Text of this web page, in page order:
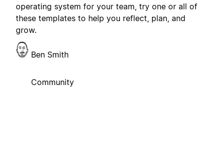
operating system for your team, try one or all of
these templates to help you reflect, plan, and
grow.
Ben Smith
Community